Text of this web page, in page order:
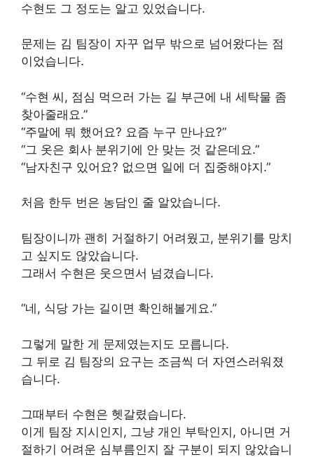
수현도 그 정도는 알고 있었습니다.
문제는 김 팀장이 자꾸 업무 밖으로 넘어왔다는 점
이었습니다.
“수현 씨, 점심 먹으러 가는 길 부근에 내 세탁물 좀
찾아줄래요.”
“주말에 뭐 했어요? 요즘 누구 만나요?”
“그 옷은 회사 분위기에 안 맞는 것 같은데요.”
“남자친구 있어요? 없으면 일에 더 집중해야지.”
처음 한두 번은 농담인 줄 알았습니다.
팀장이니까 괜히 거절하기 어려웠고, 분위기를 망치
고 싶지도 않았습니다.
그래서 수현은 웃으면서 넘겼습니다.
“네, 식당 가는 길이면 확인해볼게요.”
그렇게 말한 게 문제였는지도 모릅니다.
그 뒤로 김 팀장의 요구는 조금씩 더 자연스러워졌
습니다.
그때부터 수현은 헷갈렸습니다.
이게 팀장 지시인지, 그냥 개인 부탁인지, 아니면 거
절하기 어려운 심부름인지 잘 구분이 되지 않았습니